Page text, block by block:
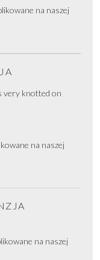
na naszej
very knotted on
na naszej
na naszej